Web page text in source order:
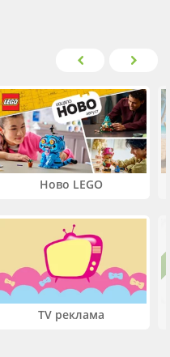
Ново LEGO
TV реклама